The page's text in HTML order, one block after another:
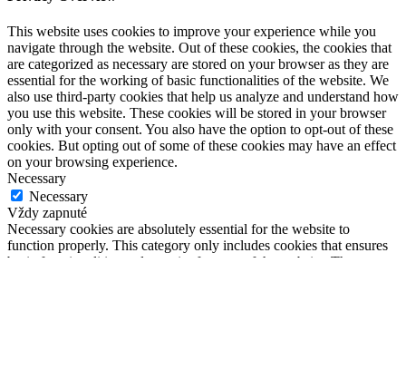
This website uses cookies to improve your experience while you
navigate through the website. Out of these cookies, the cookies that
are categorized as necessary are stored on your browser as they are
essential for the working of basic functionalities of the website. We
also use third-party cookies that help us analyze and understand how
you use this website. These cookies will be stored in your browser
only with your consent. You also have the option to opt-out of these
cookies. But opting out of some of these cookies may have an effect
on your browsing experience.
Necessary
Necessary
Vždy zapnuté
Necessary cookies are absolutely essential for the website to
function properly. This category only includes cookies that ensures
basic functionalities and security features of the website. These